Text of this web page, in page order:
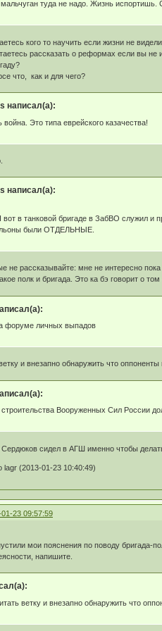
туда не надо. Жизнь испортишь.
кого то научить если жизни не
рассказать о реформах если вы
что, как и для чего?
написал(а):
война. Это типа еврейского казачества!
написал(а):
вот в танковой бригаде в ЗабВО служил и
были ОТДЕЛЬНЫЕ.
не рассказывайте: мне не интересно
полк и бригада. Это ка бэ говорит о
форуме личных выпадов
и внезапно обнаружить что
строительства Вооруженных Сил России
сидел в АГШ именно чтобы
lagr (2013-01-23 10:40:49)
23 09:57:59
мои пояснения по поводу бригада-
напишите.
ветку и внезапно обнаружить что